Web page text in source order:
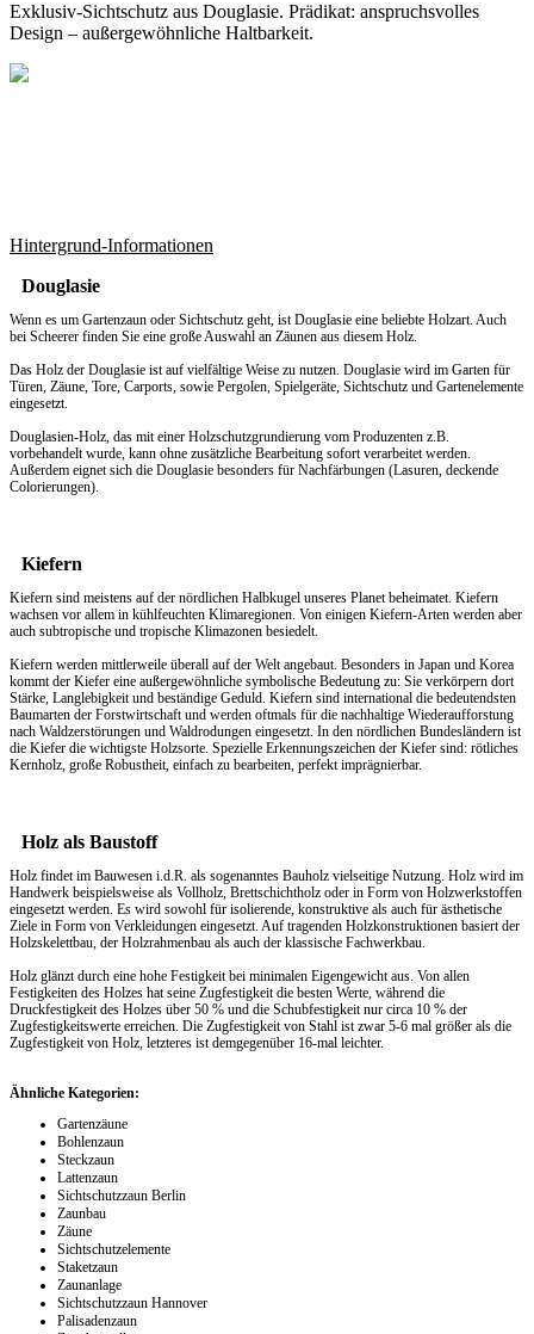
Exklusiv-Sichtschutz aus Douglasie. Prädikat: anspruchsvolles
Design – außergewöhnliche Haltbarkeit.
Hintergrund-Informationen
Douglasie
Wenn es um Gartenzaun oder Sichtschutz geht, ist Douglasie eine beliebte Holzart. Auch
bei Scheerer finden Sie eine große Auswahl an Zäunen aus diesem Holz.
Das Holz der Douglasie ist auf vielfältige Weise zu nutzen. Douglasie wird im Garten für
Türen, Zäune, Tore, Carports, sowie Pergolen, Spielgeräte, Sichtschutz und Gartenelemente
eingesetzt.
Douglasien-Holz, das mit einer Holzschutzgrundierung vom Produzenten z.B.
vorbehandelt wurde, kann ohne zusätzliche Bearbeitung sofort verarbeitet werden.
Außerdem eignet sich die Douglasie besonders für Nachfärbungen (Lasuren, deckende
Colorierungen).
Kiefern
Kiefern sind meistens auf der nördlichen Halbkugel unseres Planet beheimatet. Kiefern
wachsen vor allem in kühlfeuchten Klimaregionen. Von einigen Kiefern-Arten werden aber
auch subtropische und tropische Klimazonen besiedelt.
Kiefern werden mittlerweile überall auf der Welt angebaut. Besonders in Japan und Korea
kommt der Kiefer eine außergewöhnliche symbolische Bedeutung zu: Sie verkörpern dort
Stärke, Langlebigkeit und beständige Geduld. Kiefern sind international die bedeutendsten
Baumarten der Forstwirtschaft und werden oftmals für die nachhaltige Wiederaufforstung
nach Waldzerstörungen und Waldrodungen eingesetzt. In den nördlichen Bundesländern ist
die Kiefer die wichtigste Holzsorte. Spezielle Erkennungszeichen der Kiefer sind: rötliches
Kernholz, große Robustheit, einfach zu bearbeiten, perfekt imprägnierbar.
Holz als Baustoff
Holz findet im Bauwesen i.d.R. als sogenanntes Bauholz vielseitige Nutzung. Holz wird im
Handwerk beispielsweise als Vollholz, Brettschichtholz oder in Form von Holzwerkstoffen
eingesetzt werden. Es wird sowohl für isolierende, konstruktive als auch für ästhetische
Ziele in Form von Verkleidungen eingesetzt. Auf tragenden Holzkonstruktionen basiert der
Holzskelettbau, der Holzrahmenbau als auch der klassische Fachwerkbau.
Holz glänzt durch eine hohe Festigkeit bei minimalen Eigengewicht aus. Von allen
Festigkeiten des Holzes hat seine Zugfestigkeit die besten Werte, während die
Druckfestigkeit des Holzes über 50 % und die Schubfestigkeit nur circa 10 % der
Zugfestigkeitswerte erreichen. Die Zugfestigkeit von Stahl ist zwar 5-6 mal größer als die
Zugfestigkeit von Holz, letzteres ist demgegenüber 16-mal leichter.
Ähnliche Kategorien:
Gartenzäune
Bohlenzaun
Steckzaun
Lattenzaun
Sichtschutzzaun Berlin
Zaunbau
Zäune
Sichtschutzelemente
Staketzaun
Zaunanlage
Sichtschutzzaun Hannover
Palisadenzaun